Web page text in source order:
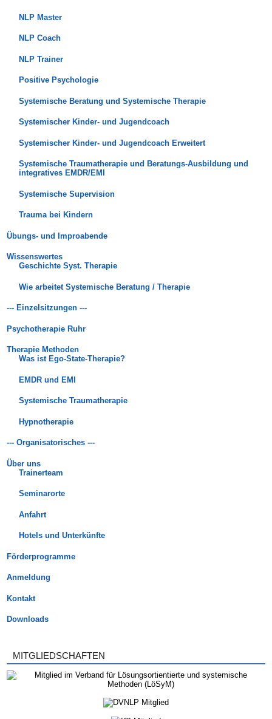
NLP Master
NLP Coach
NLP Trainer
Positive Psychologie
Systemische Beratung und Systemische Therapie
Systemischer Kinder- und Jugendcoach
Systemischer Kinder- und Jugendcoach Erweitert
Systemische Traumatherapie und Beratungs-Ausbildung und
integratives EMDR/EMI
Systemische Supervision
Trauma bei Kindern
Übungs- und Improabende
Wissenswertes
Geschichte Syst. Therapie
Wie arbeitet Systemische Beratung / Therapie
--- Einzelsitzungen ---
Psychotherapie Ruhr
Therapie Methoden
Was ist Ego-State-Therapie?
EMDR und EMI
Systemische Traumatherapie
Hypnotherapie
--- Organisatorisches ---
Über uns
Trainerteam
Seminarorte
Anfahrt
Hotels und Unterkünfte
Förderprogramme
Anmeldung
Kontakt
Downloads
MITGLIEDSCHAFTEN